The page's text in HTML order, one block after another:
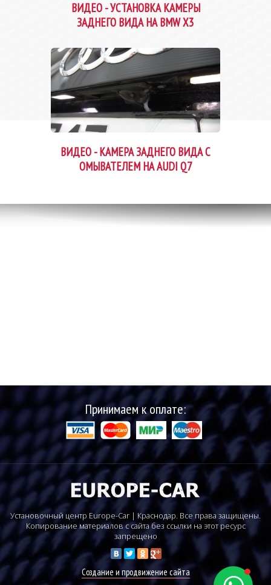
ВИДЕО - УСТАНОВКА КАМЕРЫ
ЗАДНЕГО ВИДА НА BMW X3
ВИДЕО - КАМЕРА ЗАДНЕГО ВИДА С
ОМЫВАТЕЛЕМ НА AUDI Q7
Принимаем к оплате:
Установочный центр Europe-Car | Краснодар. Все права защищены.
Копирование материалов с сайта без ссылки на этот ресурс
запрещено
Создание и продвижение сайта